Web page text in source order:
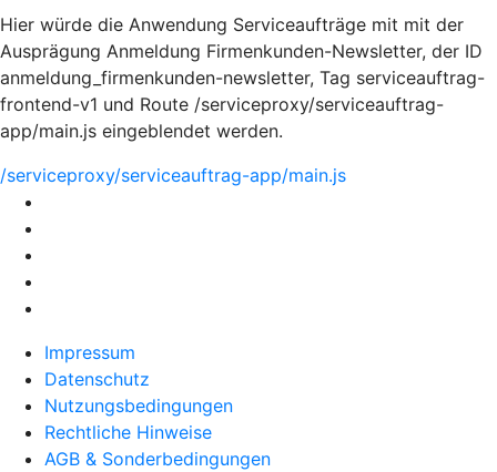
Hier würde die Anwendung Serviceaufträge mit mit der
Ausprägung Anmeldung Firmenkunden-Newsletter, der ID
anmeldung_firmenkunden-newsletter, Tag serviceauftrag-
frontend-v1 und Route /serviceproxy/serviceauftrag-
app/main.js eingeblendet werden.
/serviceproxy/serviceauftrag-app/main.js
Impressum
Datenschutz
Nutzungsbedingungen
Rechtliche Hinweise
AGB & Sonderbedingungen